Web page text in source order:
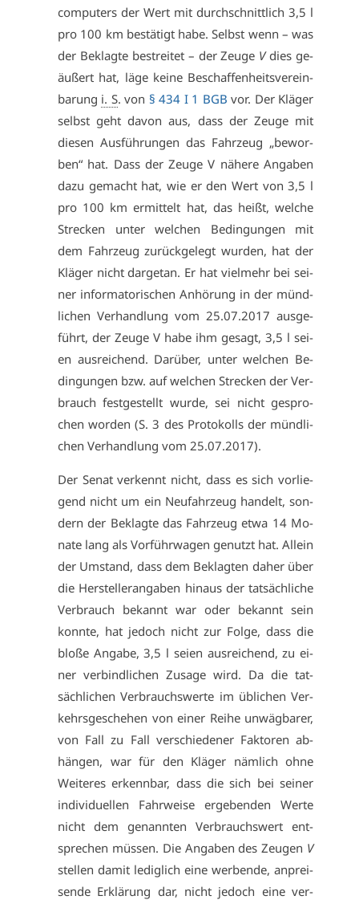
com­pu­ters der Wert mit durch­schnitt­lich 3,5 l
pro 100 km be­stä­tigt ha­be. Selbst wenn – was
der Be­klag­te be­strei­tet – der Zeu­ge Vdies ge­
äu­ßert hat, lä­ge kei­ne Be­schaf­fen­heits­ver­ein­
ba­rung i. S. von § 434 I 1 BGB vor. Der Klä­ger
selbst geht da­von aus, dass der Zeu­ge mit
die­sen Aus­füh­run­gen das Fahr­zeug „be­wor­
ben“ hat. Dass der Zeu­ge V nä­he­re An­ga­ben
da­zu ge­macht hat, wie er den Wert von 3,5 l
pro 100 km er­mit­telt hat, das heißt, wel­che
Stre­cken un­ter wel­chen Be­din­gun­gen mit
dem Fahr­zeug zu­rück­ge­legt wur­den, hat der
Klä­ger nicht dar­ge­tan. Er hat viel­mehr bei sei­
ner in­for­ma­to­ri­schen An­hö­rung in der münd­
li­chen Ver­hand­lung vom 25.07.2017 aus­ge­
führt, der Zeu­ge V ha­be ihm ge­sagt, 3,5 l sei­
en aus­rei­chend. Dar­über, un­ter wel­chen Be­
din­gun­gen bzw. auf wel­chen Stre­cken der Ver­
brauch fest­ge­stellt wur­de, sei nicht ge­spro­
chen wor­den (S. 3 des Pro­to­kolls der münd­li­
chen Ver­hand­lung vom 25.07.2017).
Der Se­nat ver­kennt nicht, dass es sich vor­lie­
gend nicht um ein Neu­fahr­zeug han­delt, son­
dern der Be­klag­te das Fahr­zeug et­wa 14 Mo­
na­te lang als Vor­führ­wa­gen ge­nutzt hat. Al­lein
der Um­stand, dass dem Be­klag­ten da­her über
die Her­stel­ler­an­ga­ben hin­aus der tat­säch­li­che
Ver­brauch be­kannt war oder be­kannt sein
konn­te, hat je­doch nicht zur Fol­ge, dass die
blo­ße An­ga­be, 3,5 l sei­en aus­rei­chend, zu ei­
ner ver­bind­li­chen Zu­sa­ge wird. Da die tat­
säch­li­chen Ver­brauchs­wer­te im üb­li­chen Ver­
kehrs­ge­sche­hen von ei­ner Rei­he un­wäg­ba­rer,
von Fall zu Fall ver­schie­de­ner Fak­to­ren ab­
hän­gen, war für den Klä­ger näm­lich oh­ne
Wei­te­res er­kenn­bar, dass die sich bei sei­ner
in­di­vi­du­el­len Fahr­wei­se er­ge­ben­den Wer­te
nicht dem ge­nann­ten Ver­brauchs­wert ent­
spre­chen müs­sen. Die An­ga­ben des Zeu­gen V
stel­len da­mit le­dig­lich ei­ne wer­ben­de, an­prei­
sen­de Er­klä­rung dar, nicht je­doch ei­ne ver­